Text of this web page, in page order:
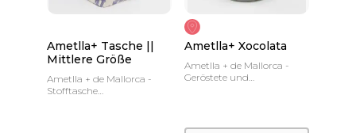
Ametlla+ Tasche ||
Mittlere Größe
Ametlla + de Mallorca -
Stofftasche
Ametlla+ Xocolata
Ametlla + de Mallorca -
Geröstete und